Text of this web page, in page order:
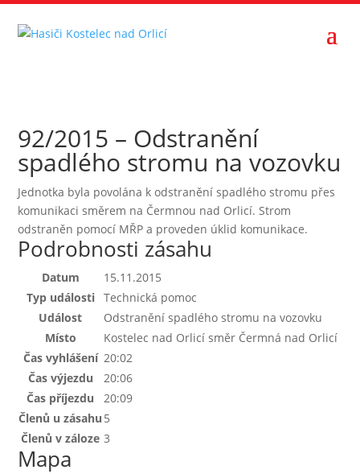
92/2015 – Odstranění
spadlého stromu na vozovku
Jednotka byla povolána k odstranění spadlého stromu přes
komunikaci směrem na Čermnou nad Orlicí. Strom
odstraněn pomocí MŘP a proveden úklid komunikace.
Podrobnosti zásahu
Datum
15.11.2015
Typ události
Technická pomoc
Událost
Odstranění spadlého stromu na vozovku
Místo
Kostelec nad Orlicí směr Čermná nad Orlicí
Čas vyhlášení 20:02
Čas výjezdu
20:06
Čas příjezdu
20:09
Členů u zásahu 5
Členů v záloze 3
Mapa